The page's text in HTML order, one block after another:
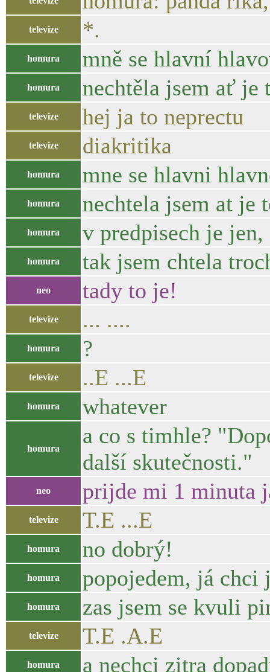
televize *.
homura mně se hlavní
homura nechtěla jsem ať je
televize hej ja to neprectu
televize diakritika
homura mne se hlavni
homura nechtela jsem at je
homura v predpisech je
homura tak jsem chtela
neo tady to je!
televize ... ....
homura ?
televize ..E ...E
homura whatever
homura
a co s timhle?
další skutečnosti."
neo prijde mi 1 minuta
televize T.E ...E
homura no dobrý!
homura popojedem, já chci
homura zas jsem se kvuli
televize T.E .A.E
homura a nechci zitra